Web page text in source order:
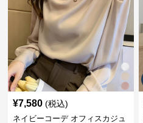
¥7,580 (税込)
ネイビーコーデ オフィスカジュ